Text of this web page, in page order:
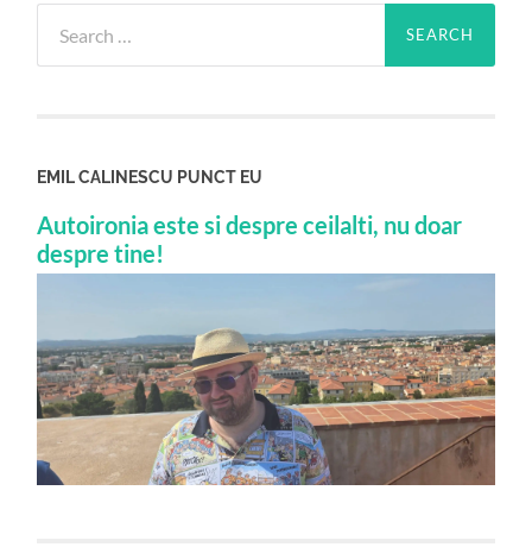
for:
EMIL CALINESCU PUNCT EU
Autoironia este si despre ceilalti, nu doar
despre tine!